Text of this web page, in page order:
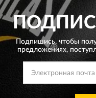
Подпишись, чтобы
предложениях,